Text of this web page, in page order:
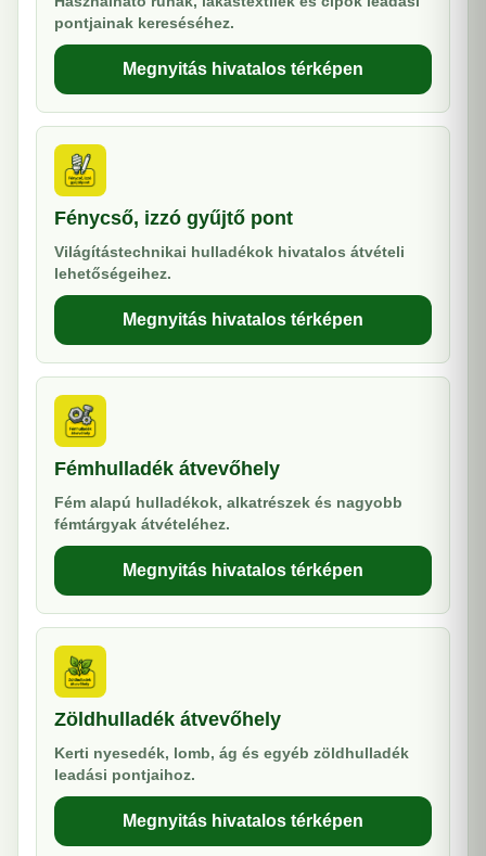
pontjainak kereséséhez.
Megnyitás hivatalos térképen
Fénycső, izzó gyűjtő pont
Világítástechnikai hulladékok hivatalos átvételi
lehetőségeihez.
Megnyitás hivatalos térképen
Fémhulladék átvevőhely
Fém alapú hulladékok, alkatrészek és nagyobb
fémtárgyak átvételéhez.
Megnyitás hivatalos térképen
Zöldhulladék átvevőhely
Kerti nyesedék, lomb, ág és egyéb zöldhulladék
leadási pontjaihoz.
Megnyitás hivatalos térképen